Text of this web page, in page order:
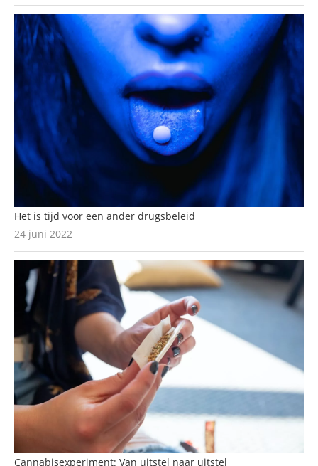
Het is tijd voor een ander drugsbeleid
24 juni 2022
Cannabisexperiment: Van uitstel naar uitstel